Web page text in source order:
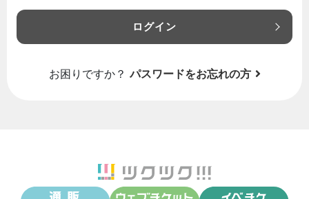
ログイン
お困りですか？ パスワードをお忘れの方